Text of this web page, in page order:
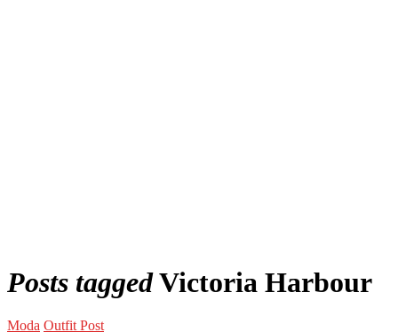
Posts taggedVictoria Harbour
Moda Outfit Post